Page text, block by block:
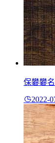
保礬礬
2022-